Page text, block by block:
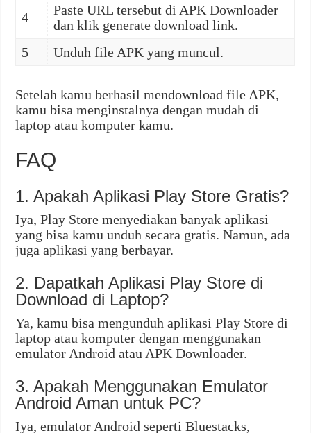
4
Paste URL tersebut di APK Downloader
dan klik generate download link.
5
Unduh file APK yang muncul.
Setelah kamu berhasil mendownload file APK,
kamu bisa menginstalnya dengan mudah di
laptop atau komputer kamu.
FAQ
1. Apakah Aplikasi Play Store Gratis?
Iya, Play Store menyediakan banyak aplikasi
yang bisa kamu unduh secara gratis. Namun, ada
juga aplikasi yang berbayar.
2. Dapatkah Aplikasi Play Store di
Download di Laptop?
Ya, kamu bisa mengunduh aplikasi Play Store di
laptop atau komputer dengan menggunakan
emulator Android atau APK Downloader.
3. Apakah Menggunakan Emulator
Android Aman untuk PC?
Iya, emulator Android seperti Bluestacks,